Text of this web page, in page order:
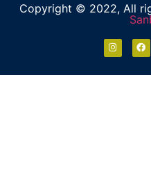
Copyright © 2022, All